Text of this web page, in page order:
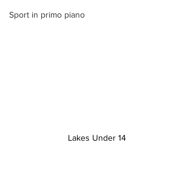
Sport in primo piano
Lakes Under 14